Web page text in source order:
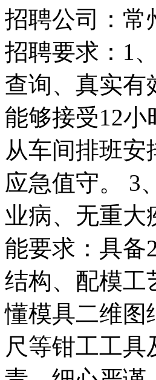
招聘公司：常
招聘要求：1
查询、真实有
能够接受12
从车间排班
应急值守。 3
业病、无重大
能要求：具备
结构、配模工
懂模具二维图
尺等钳工工